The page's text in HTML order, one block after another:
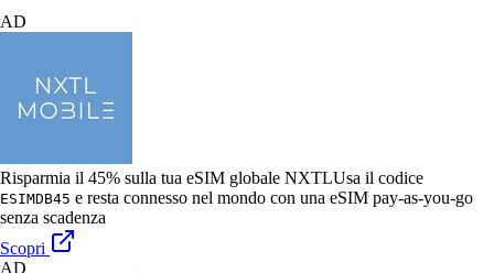
AD
Risparmia il 45% sulla tua eSIM globale NXTLUsa il codice
ESIMDB45 e resta connesso nel mondo con una eSIM pay-as-you-go
senza scadenza
Scopri
AD